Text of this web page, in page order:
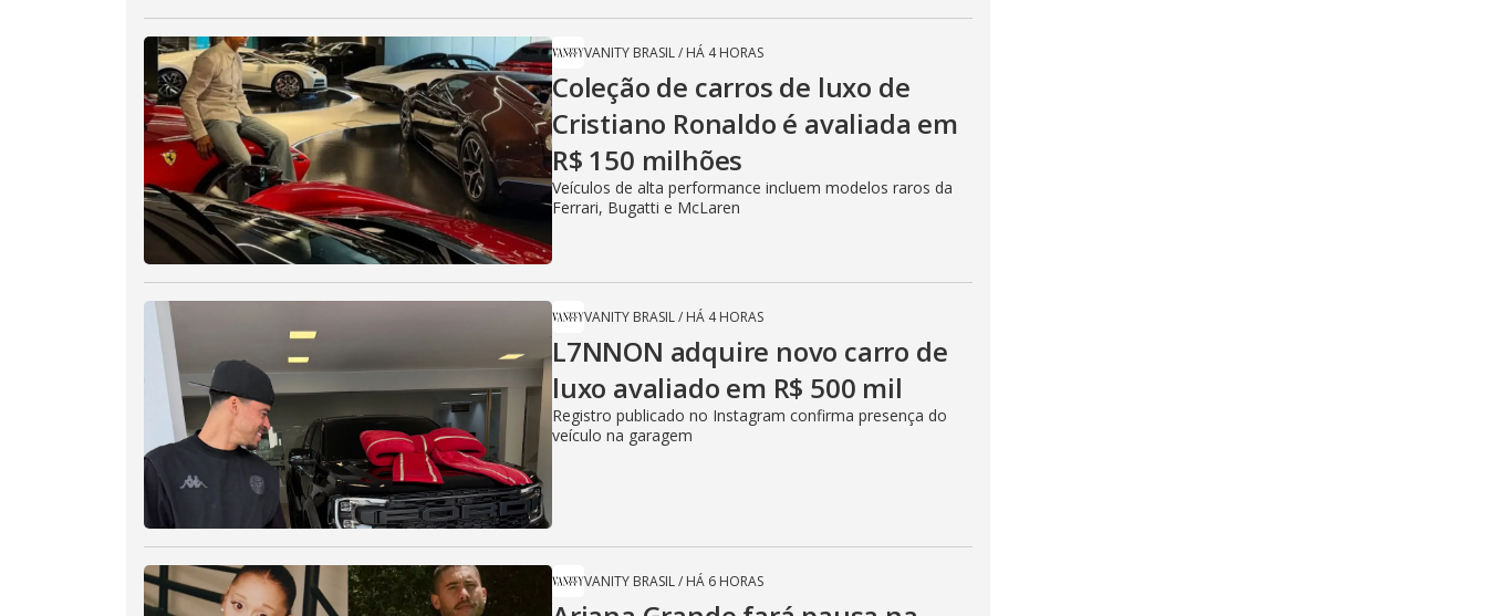
VANITY BRASIL/ HÁ 4 HORAS
Coleção de carros de luxo de
Cristiano Ronaldo é avaliada em
R$ 150 milhões
Veículos de alta performance incluem modelos raros da
Ferrari, Bugatti e McLaren
VANITY BRASIL/ HÁ 4 HORAS
L7NNON adquire novo carro de
luxo avaliado em R$ 500 mil
Registro publicado no Instagram confirma presença do
veículo na garagem
VANITY BRASIL/ HÁ 6 HORAS